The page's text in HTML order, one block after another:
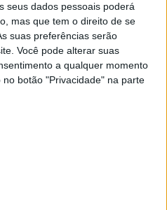
seus dados pessoais poderá
mas que tem o direito de se
suas preferências serão
Você pode alterar suas
a qualquer momento
botão "Privacidade" na parte
na Estação Diária – 96.8
Pub